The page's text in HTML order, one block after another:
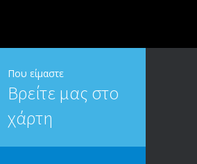
Που είμαστε
Βρείτε μας στο
χάρτη